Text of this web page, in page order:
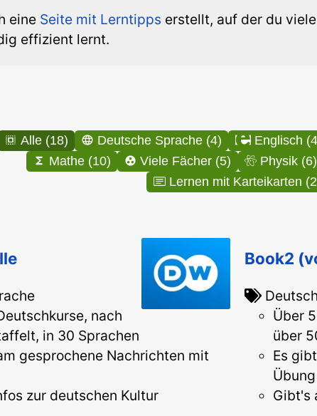
eine Seite mit Lerntipps erstellt, auf der du
effizient lernt.
Alle (18) Deutsche Sprache (4)
Mathe (10)
Viele Fächer (5) Physik (6)
Lernen mit
nach
in 30 Sprachen
gesprochene Nachrichten mit
zur deutschen Kultur
Book2
Über
über
Es
Gibt's